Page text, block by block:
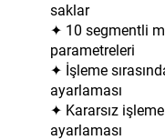
saklar
✦ 10 segmentli
parametreleri
✦ İşleme
ayarlaması
✦ Kararsız
ayarlaması